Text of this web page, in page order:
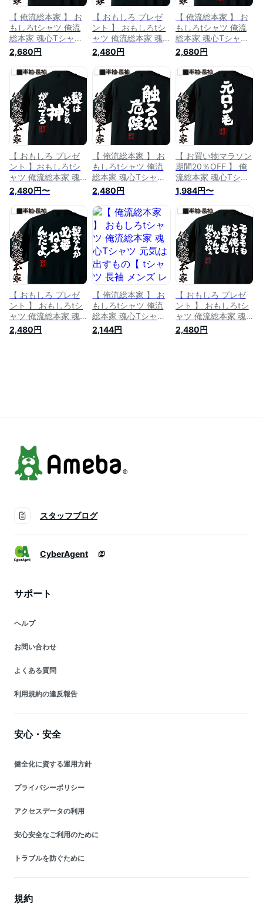
【 俺流総本家 】 お
もしろtシャツ 俺流
総本家 魂心Tシャツ
肉【 tシャツ 長袖 メ
ンズ レディース 漢
字 文字 メッセージt
シャツおもしろ雑貨
デブ系】
2,680円
【 おもしろ プレゼ
ント 】 おもしろtシ
ャツ 俺流総本家 魂
心Tシャツ ハゲは無
敵！だってけがない
んだもーん【坊主 お
もしろ雑貨 漢字 文
字Tシャツ おもしろ
プレゼント 面白 メ
ッセージtシャツ 文
字tシャツ 長袖 ハゲ
系】
2,480円
【 俺流総本家 】 お
もしろtシャツ 俺流
総本家 魂心Tシャツ
釧路【 tシャツ 長袖
メンズ レディース
漢字 文字 メッセー
ジtシャツおもしろ雑
貨 方言・地名系】
2,680円
【 おもしろ プレゼ
ント 】おもしろtシ
ャツ 俺流総本家 魂
心Tシャツ 髪はなく
とも、神がかってる
【 tシャツ 長袖 メン
ズ レディース 漢字
文字 メッセージtシ
ャツおもしろ雑貨 ハ
ゲ系】
2,480円〜
【 俺流総本家 】 お
もしろtシャツ 俺流
総本家 魂心Tシャツ
触るな危険【 tシャ
ツ 長袖 メンズ レデ
ィース 漢字 文字 メ
ッセージtシャツおも
しろ雑貨 一言系】
2,480円
【 お買い物マラソン
期間20％OFF 】 俺
流総本家 魂心Tシャ
ツ 元ロン毛【短髪
坊主 ハゲ 自虐 イメ
チェン おもしろ雑貨
漢字 文字Tシャツ お
もしろ プレゼント
面白 メッセージtシ
ャツ 文字tシャツ 長
袖 大きいサイズ
】
1,984円〜
【 おもしろ プレゼ
ント 】 おもしろtシ
ャツ 俺流総本家 魂
心Tシャツ 髪なんか
必要ねぇんだよ！【
2,480円
【 俺流総本家 】 お
もしろtシャツ 俺流
総本家 魂心Tシャツ
元気は出すもの【 t
シャツ 長袖 メンズ
2,144円
【 おもしろ プレゼ
ント 】 おもしろtシ
ャツ 俺流総本家 魂
心Tシャツ そもそも
この俺に、髪の毛な
2,480円
スタッフブログ
CyberAgent
サポート
ヘルプ
お問い合わせ
よくある質問
利用規約の違反報告
安心・安全
健全化に資する運用方針
プライバシーポリシー
アクセスデータの利用
安心安全なご利用のために
トラブルを防ぐために
規約